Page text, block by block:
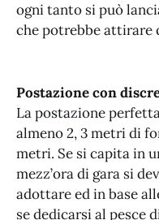
ogni tanto si può
che potrebbe attirare
Postazione con
La postazione
almeno 2, 3 metri di
metri. Se si capita in
mezz’ora di gara si
adottare ed in base
se dedicarsi al pesce